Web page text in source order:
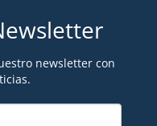
newsletter con